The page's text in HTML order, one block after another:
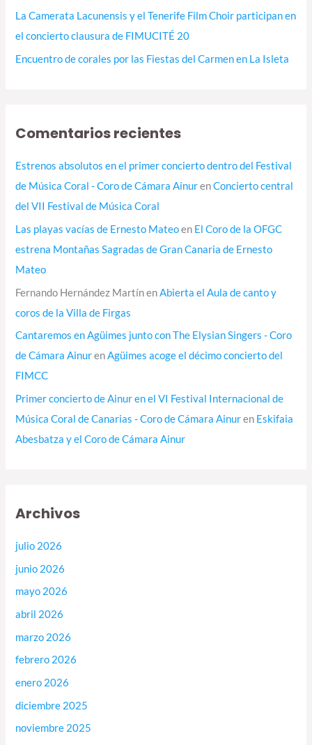
La Camerata Lacunensis y el Tenerife Film Choir participan en
el concierto clausura de FIMUCITÉ 20
Encuentro de corales por las Fiestas del Carmen en La Isleta
Comentarios recientes
Estrenos absolutos en el primer concierto dentro del Festival
de Música Coral - Coro de Cámara AinurenConcierto central
del VII Festival de Música Coral
Las playas vacías de Ernesto Mateoen El Coro de la OFGC
estrena Montañas Sagradas de Gran Canaria de Ernesto
Mateo
Fernando Hernández MartínenAbierta el Aula de canto y
coros de la Villa de Firgas
Cantaremos en Agüimes junto con The Elysian Singers - Coro
de Cámara AinurenAgüimes acoge el décimo concierto del
FIMCC
Primer concierto de Ainur en el VI Festival Internacional de
Música Coral de Canarias - Coro de Cámara Ainuren Eskifaia
Abesbatza y el Coro de Cámara Ainur
Archivos
julio 2026
junio 2026
mayo 2026
abril 2026
marzo 2026
febrero 2026
enero 2026
diciembre 2025
noviembre 2025